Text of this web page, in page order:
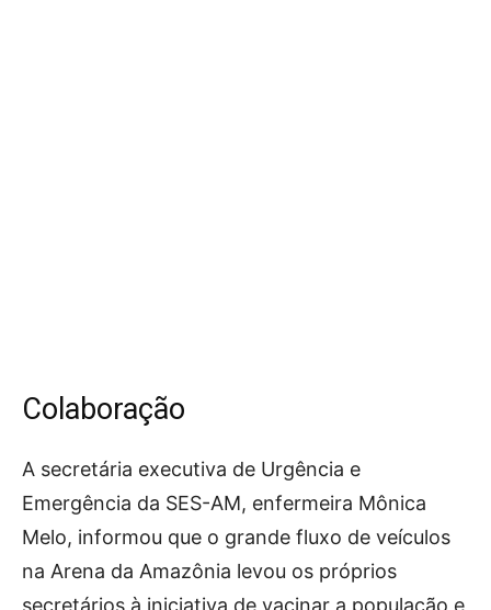
Colaboração
A secretária executiva de Urgência e
Emergência da SES-AM, enfermeira Mônica
Melo, informou que o grande fluxo de veículos
na Arena da Amazônia levou os próprios
secretários à iniciativa de vacinar a população e